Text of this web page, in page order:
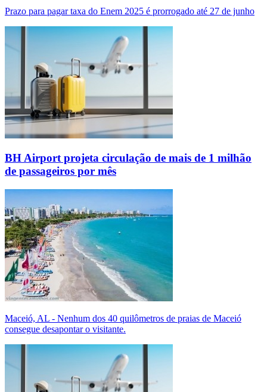
Prazo para pagar taxa do Enem 2025 é prorrogado até 27 de junho
BH Airport projeta circulação de mais de 1 milhão
de passageiros por mês
Maceió, AL - Nenhum dos 40 quilômetros de praias de Maceió
consegue desapontar o visitante.